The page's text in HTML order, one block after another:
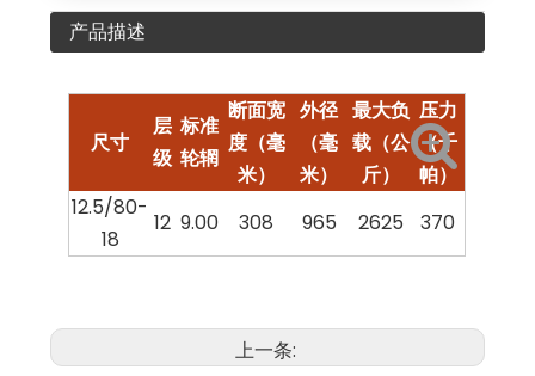
产品描述
尺寸
层
级
标准
轮辋
断面宽
度（毫
米）
外径
（毫
米）
最大负
载（公
斤）
压力
（千
帕）
12.5/80-
18
12 9.00 308 965 2625 370
上一条: